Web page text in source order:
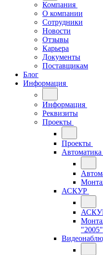
Компания
О компании
Сотрудники
Новости
Отзывы
Карьера
Документы
Поставщикам
Блог
Информация
Информация
Реквизиты
Проекты
Проекты
Автоматика
АСКУР
"2005"